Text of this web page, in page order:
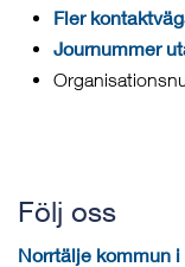
Fler
Journummer
Följ oss
Norrtälje kommun